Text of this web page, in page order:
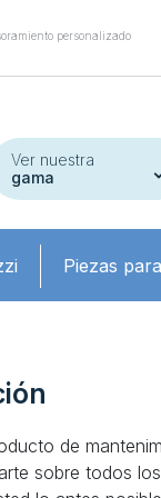
personalizado
Ver nuestra
gama
Piezas
de
sobre todos